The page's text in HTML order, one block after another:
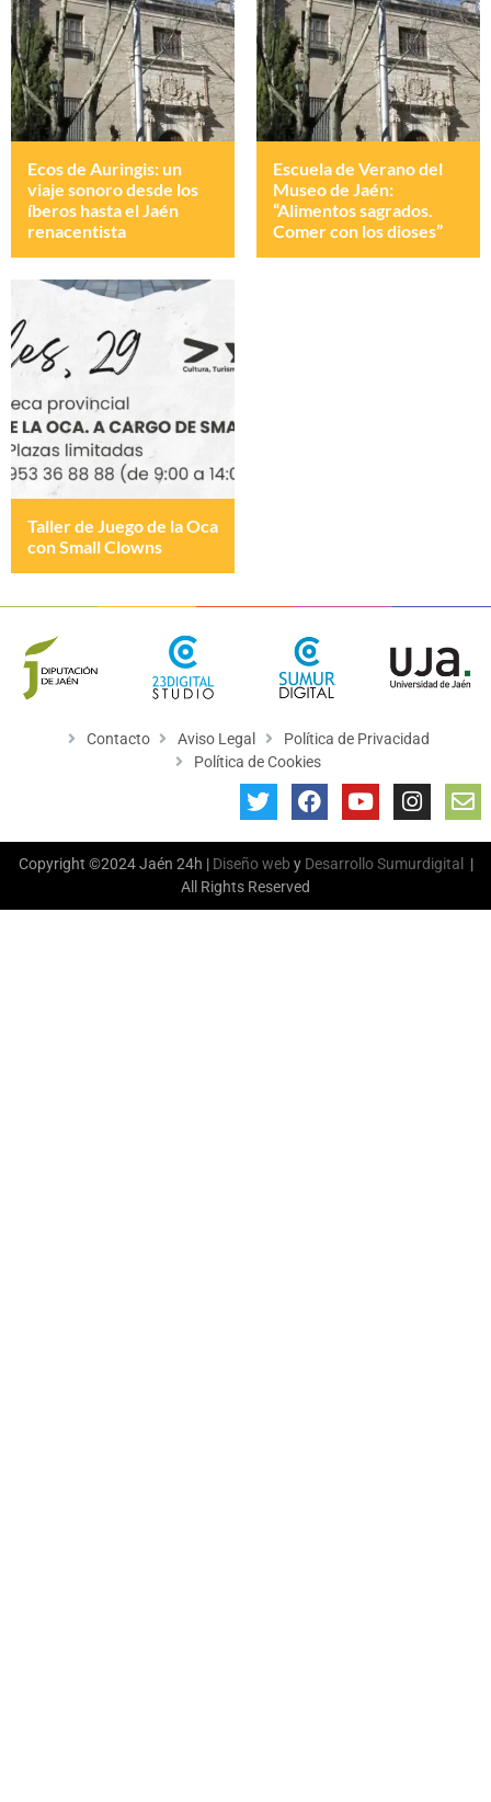
Ecos de Auringis: un
viaje sonoro desde los
íberos hasta el Jaén
renacentista
Escuela de Verano del
Museo de Jaén:
“Alimentos sagrados.
Comer con los dioses”
Taller de Juego de la Oca
con Small Clowns
Contacto Aviso Legal
Política de Privacidad
Política de Cookies
Copyright ©2024 Jaén 24h | Diseño web y Desarrollo Sumurdigital
|
All Rights Reserved